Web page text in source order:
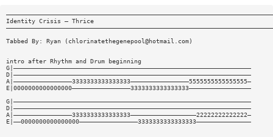
Identity Crisis — Thrice
Tabbed By: Ryan ( chlorinatethegenepool@hotmail.com)
intro after Rhythm and Drum beginning
G|—————————————————————————————————————————————————————————————————
D|—————————————————————————————————————————————————————————————————
A|————————————————3333333333333333————————————————5555555555555555—
E|0000000000000000————————————————3333333333333333—————————————————
G|—————————————————————————————————————————————————————————————————
D|—————————————————————————————————————————————————————————————————
A|————————————————3333333333333333——————————————————22222222222222—
E|——0000000000000000————————————————3333333333333333———————————————